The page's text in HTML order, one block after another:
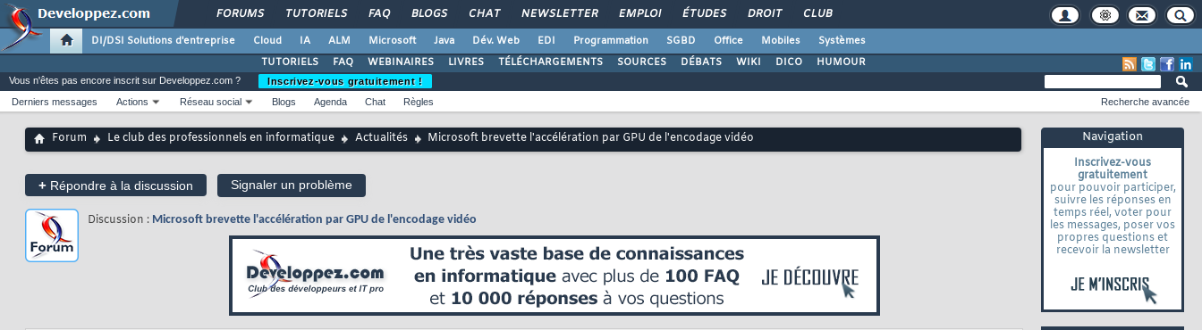
FORUMS TUTORIELS FAQ BLOGS CHAT NEWSLETTER EMPLOI ÉTUDES DROIT CLUB
DI/DSI Solutions d'entreprise Cloud IA ALM Microsoft Java Dév. Web EDI Programmation SGBD Office Mobiles
Systèmes
TUTORIELS
FAQ WEBINAIRES LIVRES TÉLÉCHARGEMENTS SOURCES DÉBATS WIKI DICO HUMOUR
Navigation
Inscrivez-vous
gratuitement
pour pouvoir participer,
suivre les réponses en
temps réel, voter pour
les messages, poser vos
propres questions et
recevoir la newsletter
Vous n'êtes pas encore inscrit sur Developpez.com ?
Inscrivez-vous gratuitement !
Derniers messages
Actions Réseau social Blogs Agenda Chat Règles Recherche avancée
Forum Le club des professionnels en informatique Actualités Microsoft brevette l'accélération par GPU de l'encodage vidéo
+ Répondre à la discussion Signaler un problème
Discussion : Microsoft brevette l'accélération par GPU de l'encodage vidéo